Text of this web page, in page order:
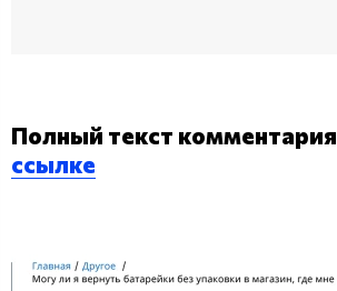
Полный текст комментария
ссылке